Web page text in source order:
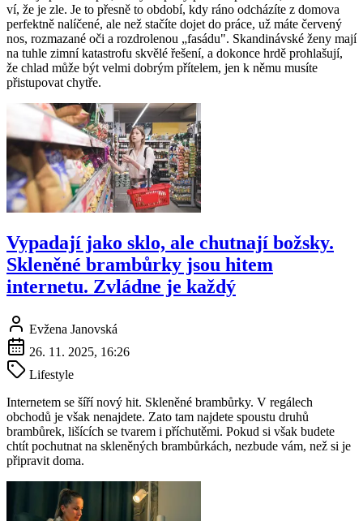
ví, že je zle. Je to přesně to období, kdy ráno odcházíte z domova
perfektně nalíčené, ale než stačíte dojet do práce, už máte červený
nos, rozmazané oči a rozdrolenou „fasádu". Skandinávské ženy mají
na tuhle zimní katastrofu skvělé řešení, a dokonce hrdě prohlašují,
že chlad může být velmi dobrým přítelem, jen k němu musíte
přistupovat chytře.
Vypadají jako sklo, ale chutnají božsky.
Skleněné brambůrky jsou hitem
internetu. Zvládne je každý
Evžena Janovská
26. 11. 2025, 16:26
Lifestyle
Internetem se šíří nový hit. Skleněné brambůrky. V regálech
obchodů je však nenajdete. Zato tam najdete spoustu druhů
brambůrek, lišících se tvarem i příchutěmi. Pokud si však budete
chtít pochutnat na skleněných brambůrkách, nezbude vám, než si je
připravit doma.